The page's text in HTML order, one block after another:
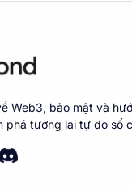
Web3, bảo mật và
phá tương lai tự do số